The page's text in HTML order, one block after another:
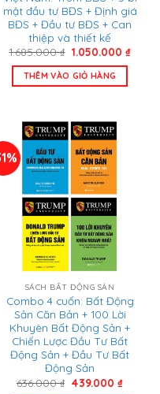
mật đầu tư BĐS + Định giá
BĐS + Đầu tư BĐS + Can
thiệp và thiết kế
1.685.000₫ Giá
là:
1.685.000 ₫.
1.050.000 ₫Giá
THÊM VÀO GIỎ HÀNG
SÁCH BẤT ĐỘNG SẢN
Combo 4 cuốn: Bất Động
Sản Căn Bản + 100 Lời
Khuyên Bất Động Sản +
Chiến Lược Đầu Tư Bất
Động Sản + Đầu Tư Bất
Động Sản
636.000₫ Giá
439.000₫Giá